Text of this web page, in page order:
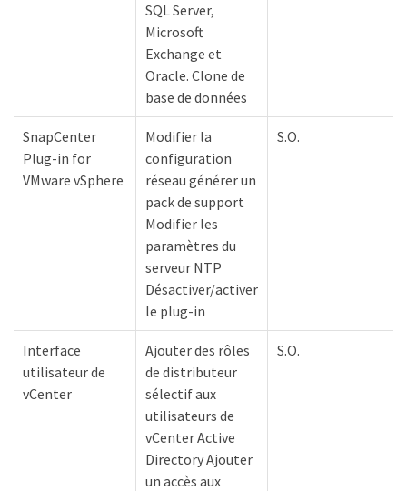
SQL Server,
Microsoft
Exchange et
Oracle. Clone de
base de données
SnapCenter
Plug-in for
VMware vSphere
Modifier la
configuration
réseau générer un
pack de support
Modifier les
paramètres du
serveur NTP
Désactiver/activer
le plug-in
S.O.
Interface
utilisateur de
vCenter
Ajouter des rôles
de distributeur
sélectif aux
utilisateurs de
vCenter Active
Directory Ajouter
un accès aux
S.O.